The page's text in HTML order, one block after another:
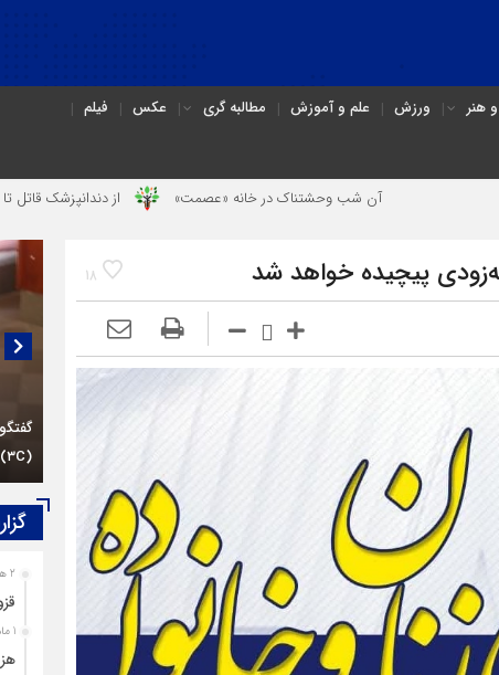
هنر ورزش علم و آموزش مطالبه گری عکس
فیلم
آن شب وحشتناک در خانه «عصمت» از دندانپزشک قاتل تا قاتل‌ شدن
18 پیچیده خواهد شد
(۳C)
2 هفته قبل
1 ماه قبل